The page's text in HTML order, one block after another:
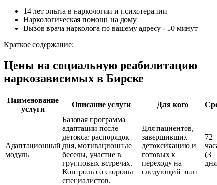
14 лет опыта в наркологии и психотерапии
Наркологическая помощь на дому
Вызов врача нарколога по вашему адресу - 30 минут
Краткое содержание:
Цены на социальную реабилитацию
наркозависимых в Бирске
Наименование
услуги
Описание услуги Для кого
Адаптационный
модуль
Базовая программа
адаптации после
детокса: распорядок
дня, мотивационные
беседы, участие в
групповых встречах.
Контроль со стороны
специалистов.
Для пациентов,
завершивших
детоксикацию и
готовых к
переходу на
следующий этап
72
(3